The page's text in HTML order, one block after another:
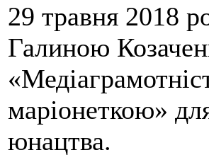
29 травня 2018
Галиною
маріонеткою»
юнацтва.